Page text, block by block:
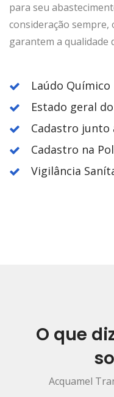
para seu
consideração
garantem a qualidade
Laúdo Químico
Estado geral
Cadastro
Cadastro na
Vigilância
O que
Acquamel